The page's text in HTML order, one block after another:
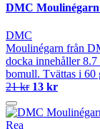
DMC Moulinégarn
DMC
Moulinégarn från
docka innehåller
bomull. Tvättas i 60
21 kr 13 kr
Rea